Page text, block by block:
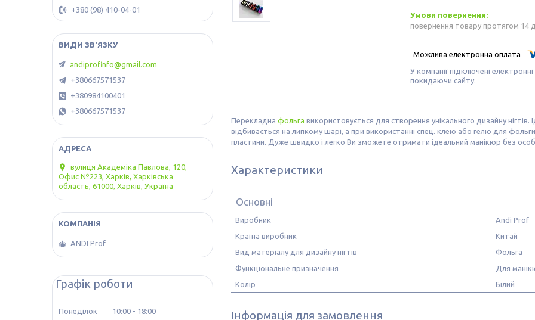
повернення товару протягом 14
У компанії підключені
покидаючи сайту.
Перекладна фольга використовується для створення унікального дизайну
відбивається на липкому шарі, а при використанні спец. клею або гелю для
пластини. Дуже швидко і легко Ви зможете отримати ідеальний манікюр без
Характеристики
Основні
Виробник
Andi Prof
Країна виробник
Китай
Вид матеріалу для дизайну нігтів
Фольга
Функціональне призначення
Для
Колір
Білий
Інформація для замовлення
+380 (98) 410-04-01
andiprofinfo@gmail.com
+380667571537
+380984100401
+380667571537
вулиця Академіка Павлова, 120,
Офис №223, Харків, Харківська
область, 61000, Харків, Україна
ANDI Prof
Графік роботи
Понеділок 10:00
18:00